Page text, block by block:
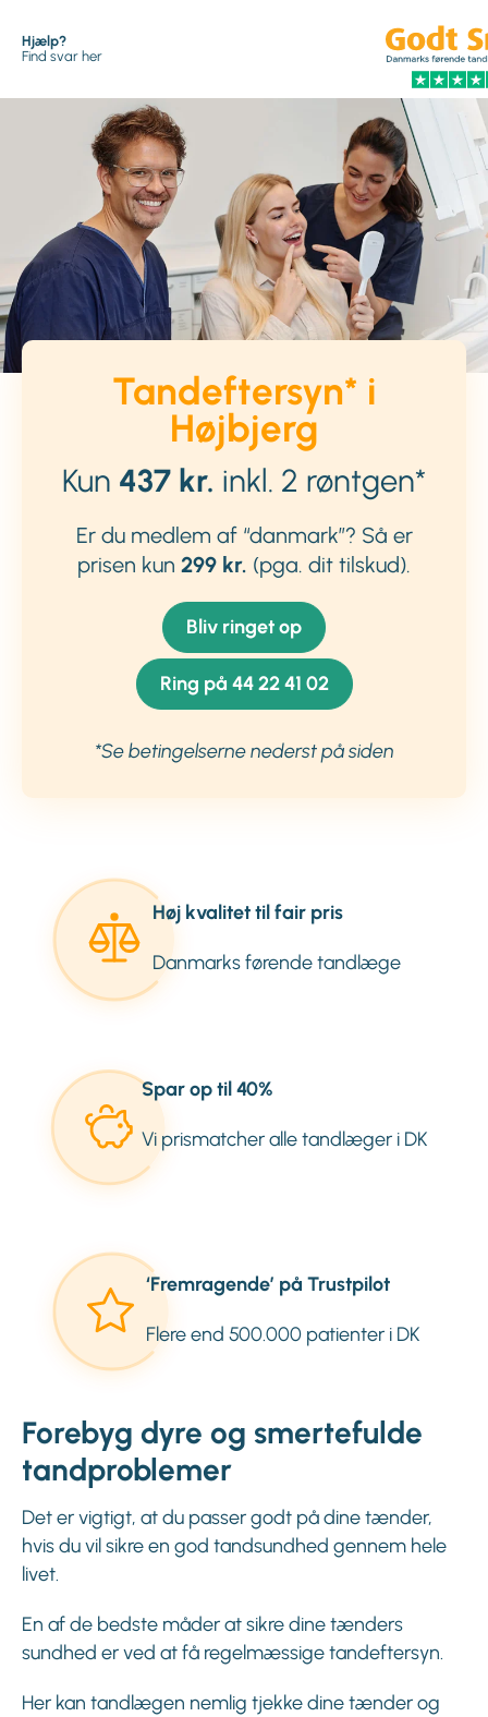
Hjælp?
Find svar her
Tandeftersyn* i
Højbjerg
Kun 437 kr. inkl. 2 røntgen*
Er du medlem af “danmark”? Så er
prisen kun 299 kr. (pga. dit tilskud).
Bliv ringet op
Ring på 44 22 41 02
*Se betingelserne nederst på siden
Høj kvalitet til fair pris
Danmarks førende tandlæge
Spar op til 40%
Vi prismatcher alle tandlæger i DK
‘Fremragende’ på Trustpilot
Flere end 500.000 patienter i DK
Forebyg dyre og smertefulde
tandproblemer
Det er vigtigt, at du passer godt på dine tænder,
hvis du vil sikre en god tandsundhed gennem hele
livet.
En af de bedste måder at sikre dine tænders
sundhed er ved at få regelmæssige tandeftersyn.
Her kan tandlægen nemlig tjekke dine tænder og